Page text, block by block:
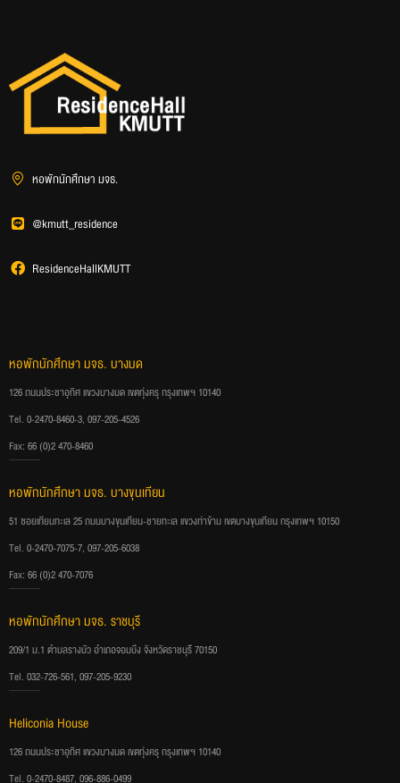
หอพักนักศึกษา มจธ.
@kmutt_residence
ResidenceHallKMUTT
หอพักนักศึกษา มจธ. บางมด
126 ถนนประชาอุทิศ แขวงบางมด เขตทุ่งครุ กรุงเทพฯ 10140
Tel. 0-2470-8460-3, 097-205-4526
Fax: 66 (0)2 470-8460
หอพักนักศึกษา มจธ. บางขุนเทียน
51 ซอยเทียนทะเล 25 ถนนบางขุนเทียน-ชายทะเล แขวงท่าข้าม เขตบางขุนเทียน กรุงเทพฯ 10150
Tel. 0-2470-7075-7, 097-205-6038
Fax: 66 (0)2 470-7076
หอพักนักศึกษา มจธ. ราชบุรี
209/1 ม.1 ตำบลรางบัว อำเภอจอมบึง จังหวัดราชบุรี 70150
Tel. 032-726-561, 097-205-9230
Heliconia House
126 ถนนประชาอุทิศ แขวงบางมด เขตทุ่งครุ กรุงเทพฯ 10140
Tel. 0-2470-8487, 096-886-0499